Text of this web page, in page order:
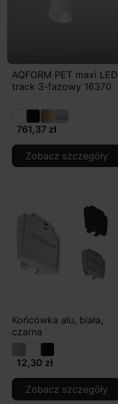
AQFORM PET maxi LED
track 3-fazowy 16370
761,37 zł
Zobacz szczegóły
Końcówka alu, biała,
czarna
12,30 zł
Zobacz szczegóły